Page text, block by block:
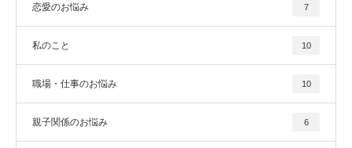
恋愛のお悩み 7
私のこと 10
職場・仕事のお悩み 10
親子関係のお悩み 6